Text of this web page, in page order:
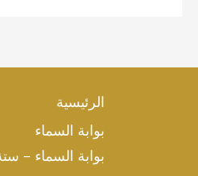
الرئيسية
بوابة السماء
بوابة السماء –